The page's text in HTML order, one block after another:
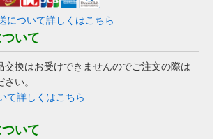
について詳しくはこちら
いて
交換はお受けできませんのでご注文の際は
い。
て詳しくはこちら
いて